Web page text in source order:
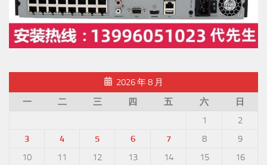
2026 年 8 月
一
二 三 四 五 六
日
1
2
3
4 5 6 7 8
9
10
11 12 13 14 15
16